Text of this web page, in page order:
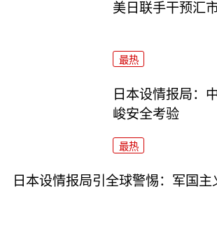
美日联手干预汇
最热
日本设情报局：
峻安全考验
最热
日本设情报局引全球警惕：军国主